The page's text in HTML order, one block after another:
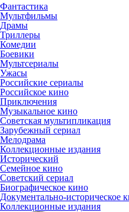
Фантастика
Мультфильмы
Драмы
Триллеры
Комедии
Боевики
Мультсериалы
Ужасы
Российские сериалы
Российское кино
Приключения
Музыкальное кино
Советская мультипликация
Зарубежный сериал
Мелодрама
Коллекционные издания
Исторический
Семейное кино
Советский сериал
Биографическое кино
Документально-историческое
Коллекционные издания